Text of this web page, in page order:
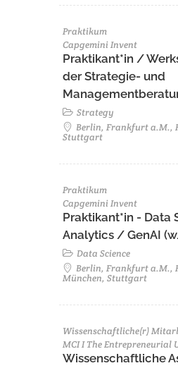
Praktikum
Capgemini Invent
Praktikant*in /
der Strategie- und
Strategy
Berlin, Frankfurt a.M.,
Stuttgart
Praktikum
Capgemini Invent
Praktikant*in - Data
Analytics / GenAI
Data Science
Berlin, Frankfurt a.M.,
München, Stuttgart
Wissenschaftliche(r)
MCI I The Entrepreneurial
Wissenschaftliche